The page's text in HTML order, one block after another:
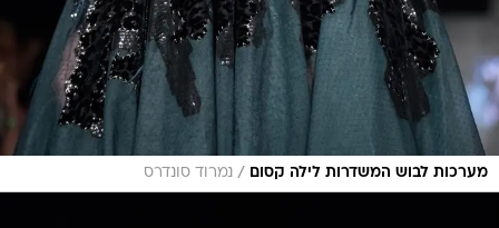
מערכות לבוש המשדרות לילה קסום / נמרוד סונדרס